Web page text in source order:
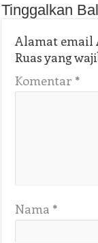
Tinggalkan
Alamat email
Ruas yang
Komentar *
Nama *